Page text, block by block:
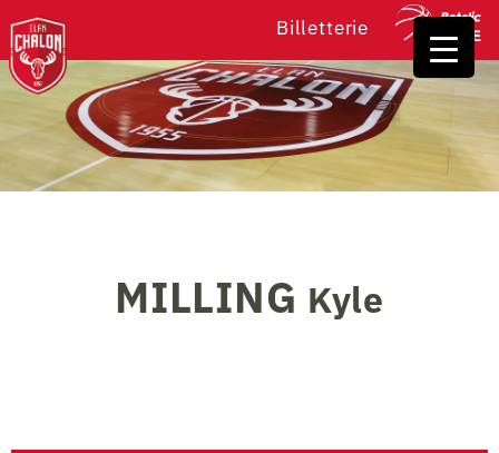
Billetterie
MILLING Kyle